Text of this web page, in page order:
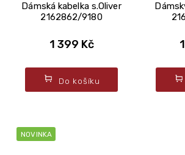
Dámská kabelka s.Oliver
2162862/9180
1 399 Kč
Do košíku
NOVINKA